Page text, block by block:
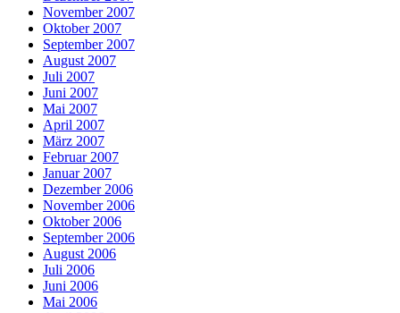
November 2007
Oktober 2007
September 2007
August 2007
Juli 2007
Juni 2007
Mai 2007
April 2007
März 2007
Februar 2007
Januar 2007
Dezember 2006
November 2006
Oktober 2006
September 2006
August 2006
Juli 2006
Juni 2006
Mai 2006